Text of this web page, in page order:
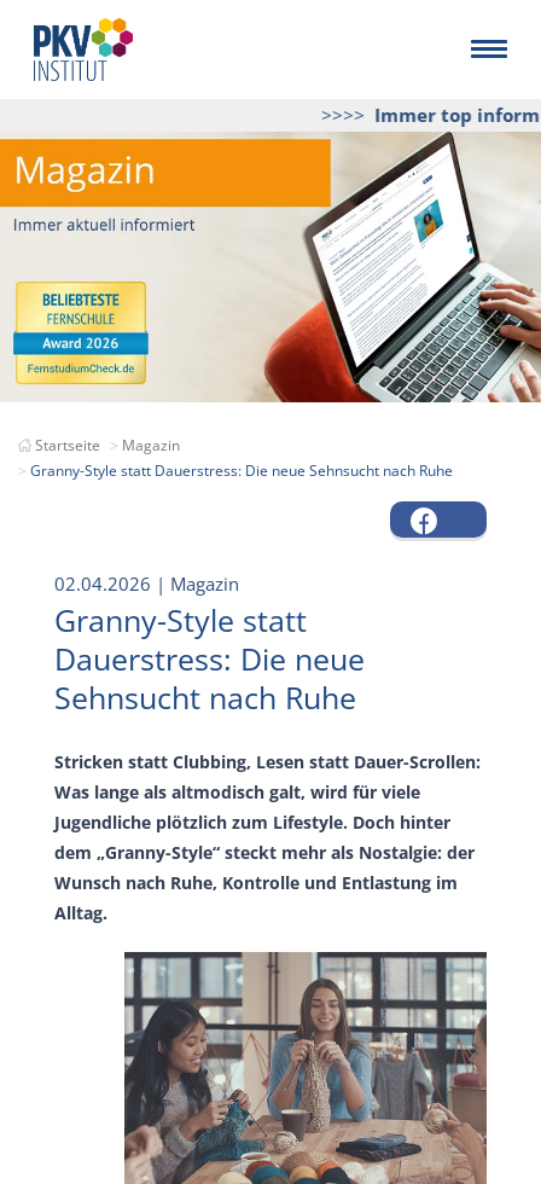
>>>>Immer top
Startseite
Magazin
Granny-Style statt Dauerstress: Die neue Sehnsucht nach Ruhe
02.04.2026 | Magazin
Granny-Style statt
Dauerstress: Die neue
Sehnsucht nach Ruhe
Stricken statt Clubbing, Lesen statt Dauer-Scrollen:
Was lange als altmodisch galt, wird für viele
Jugendliche plötzlich zum Lifestyle. Doch hinter
dem „Granny-Style“ steckt mehr als Nostalgie: der
Wunsch nach Ruhe, Kontrolle und Entlastung im
Alltag.